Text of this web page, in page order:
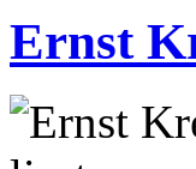
Ernst